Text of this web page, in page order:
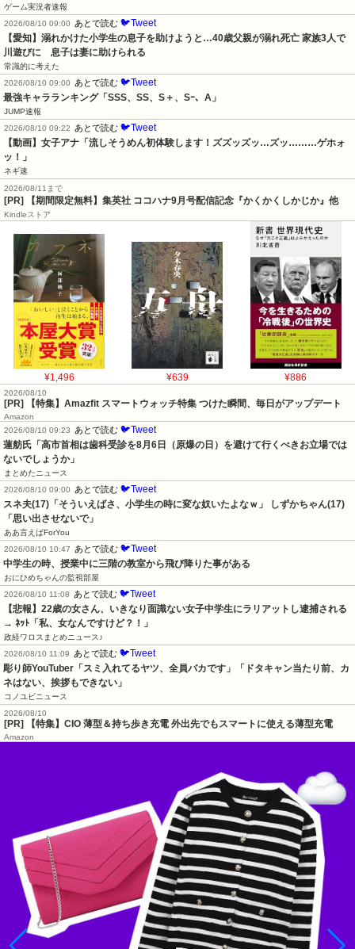
ゲーム実況者速報
2026/08/10 09:00
あとで読む 🐦Tweet
【愛知】溺れかけた小学生の息子を助けようと…40歳父親が溺れ死亡 家族3人で
川遊びに　息子は妻に助けられる
常識的に考えた
2026/08/10 09:00
あとで読む 🐦Tweet
最強キャラランキング「SSS、SS、S＋、Sｰ、A」
JUMP速報
2026/08/10 09:22
あとで読む 🐦Tweet
【動画】女子アナ「流しそうめん初体験します！ズズッズッ…ズッ………ゲホォ
ッ！」
ネギ速
2026/08/11まで
[PR] 【期間限定無料】集英社 ココハナ9月号配信記念『かくかくしかじか』他
Kindleストア
¥1,496 ¥639 ¥886
2026/08/10
[PR] 【特集】Amazfit スマートウォッチ特集 つけた瞬間、毎日がアップデート
Amazon
2026/08/10 09:23
あとで読む 🐦Tweet
蓮舫氏「高市首相は歯科受診を8月6日（原爆の日）を避けて行くべきお立場では
ないでしょうか」
まとめたニュース
2026/08/10 09:00
あとで読む 🐦Tweet
スネ夫(17)「そういえばさ、小学生の時に変な奴いたよなｗ」 しずかちゃん(17)
「思い出させないで」
ああ言えばForYou
2026/08/10 10:47
あとで読む 🐦Tweet
中学生の時、授業中に三階の教室から飛び降りた事がある
おにひめちゃんの監視部屋
2026/08/10 11:08
あとで読む 🐦Tweet
【悲報】22歳の女さん、いきなり面識ない女子中学生にラリアットし逮捕される
→ ﾈｯﾄ「私、女なんですけど？！」
政経ワロスまとめニュース♪
2026/08/10 11:09
あとで読む 🐦Tweet
彫り師YouTuber「スミ入れてるヤツ、全員バカです」「ドタキャン当たり前、カ
ネはない、挨拶もできない」
コノユビニュース
2026/08/10
[PR] 【特集】CIO 薄型＆持ち歩き充電 外出先でもスマートに使える薄型充電
Amazon